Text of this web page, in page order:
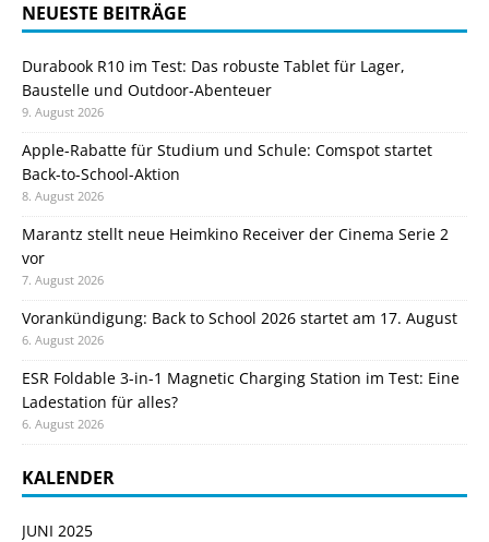
NEUESTE BEITRÄGE
Durabook R10 im Test: Das robuste Tablet für Lager,
Baustelle und Outdoor-Abenteuer
9. August 2026
Apple-Rabatte für Studium und Schule: Comspot startet
Back-to-School-Aktion
8. August 2026
Marantz stellt neue Heimkino Receiver der Cinema Serie 2
vor
7. August 2026
Vorankündigung: Back to School 2026 startet am 17. August
6. August 2026
ESR Foldable 3-in-1 Magnetic Charging Station im Test: Eine
Ladestation für alles?
6. August 2026
KALENDER
JUNI 2025